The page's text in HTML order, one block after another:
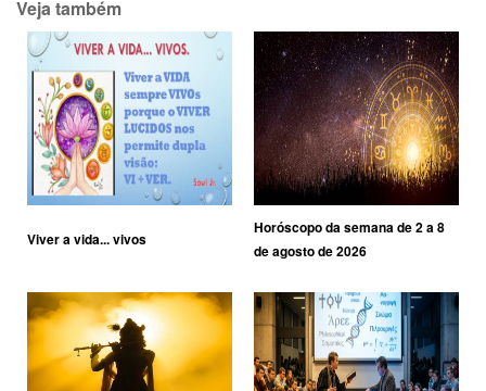
Veja também
Viver a vida... vivos
Horóscopo da semana de 2 a 8
de agosto de 2026